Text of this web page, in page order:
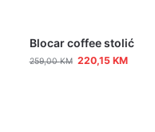
Blocar coffee stolić
259,00KM 220,15KM